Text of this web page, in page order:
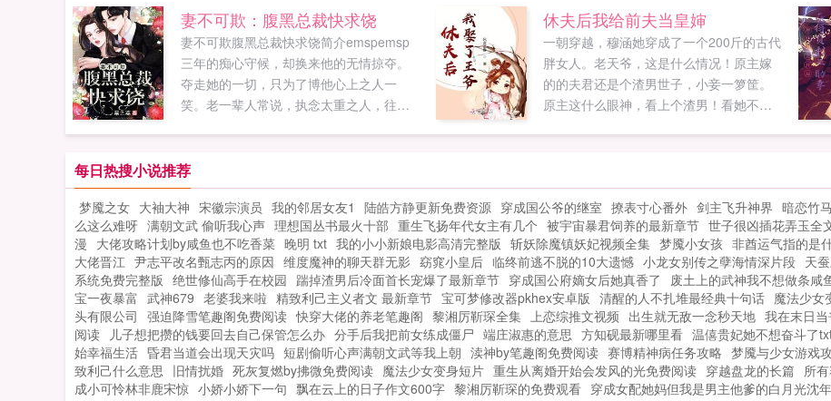
妻不可欺：腹黑总裁快求饶
妻不可欺腹黑总裁快求饶简介emspemsp
三年的痴心守候，却换来他的无情掠夺。
夺走她的一切，只为了博他心上之人一
笑。老一辈人常说，执念太重之人，往往
身边之后，她终于...
休夫后我给前夫当皇婶
一朝穿越，穆涵她穿成了一个200斤的古代
胖女人。老天爷，这是什么情况！原主嫁
的的夫君还是个渣男世子，小妾一箩筐。
原主这什么眼神，看上个渣男！看她不把
了！如果您喜欢休夫后我给前夫当皇婶，
别忘记分享给朋友...
每日热搜小说推荐
梦魇之女 大袖大神 宋徽宗演员 我的邻居女友1 陆皓方静更新免费资源 穿成国公爷的继室 撩表寸心番外 剑主飞升神界 暗恋竹
么这么难呀 满朝文武 偷听我心声 理想国丛书最火十部 重生飞扬年代女主有几个 被宇宙暴君饲养的最新章节 世子很凶插花弄玉全
漫 大佬攻略计划by咸鱼也不吃香菜 晚明 txt 我的小小新娘电影高清完整版 斩妖除魔镇妖妃视频全集 梦魇小女孩 非酋运气指的是
大佬晋江 尹志平改名甄志丙的原因 维度魔神的聊天群无影 窈窕小皇后 临终前逃不脱的10大遗憾 小龙女别传之孽海情深片段 天
系统免费完整版 绝世修仙高手在校园 踹掉渣男后冷面首长宠爆了最新章节 穿成国公府嫡女后她真香了 废土上的武神我不想做条咸
宝一夜暴富 武神679 老婆我来啦 精致利己主义者文 最新章节 宝可梦修改器pkhex安卓版 清醒的人不扎堆最经典十句话 魔法少女
头有限公司 强迫降雪笔趣阁免费阅读 快穿大佬的养老笔趣阁 黎湘厉靳琛全集 上恋综推文视频 出生就无敌一念秒天地 我在末日
阅读 儿子想把攒的钱要回去自己保管怎么办 分手后我把前女练成僵尸 端庄淑惠的意思 方知砚最新哪里看 温僖贵妃她不想奋斗了
始幸福生活 昏君当道会出现天灾吗 短剧偷听心声满朝文武等我上朝 渎神by笔趣阁免费阅读 赛博精神病任务攻略 梦魇与少女游戏
致利己什么意思 旧情扰婚 死灰复燃by拂微免费阅读 魔法少女变身短片 重生从离婚开始会发风的光免费阅读 穿越盘龙的长篇 所
成小可怜林非鹿宋惊 小娇小娇下一句 飘在云上的日子作文600字 黎湘厉靳琛的免费观看 穿成女配她妈但我是男主他爹的白月光沈